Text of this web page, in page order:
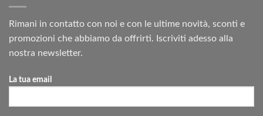
Rimani in contatto con noi e con le ultime novità, sconti e
promozioni che abbiamo da offrirti. Iscriviti adesso alla
nostra newsletter.
La tua email